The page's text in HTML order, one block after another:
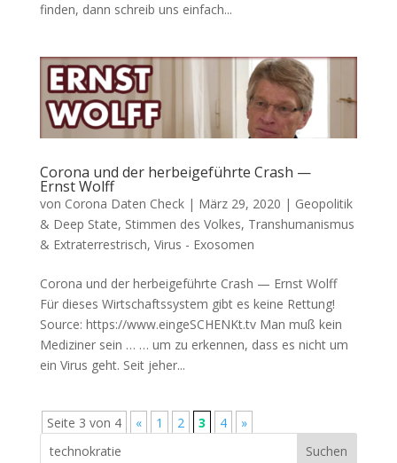
fin­den, dann schreib uns ein­fach...
Corona und der herbeigeführte Crash —
Ernst Wolff
von Corona Daten Check| März 29, 2020 | Geopolitik
& Deep State, Stimmen des Volkes, Transhumanismus
& Extraterrestrisch, Virus - Exosomen
Corona und der herbeigeführte Crash — Ernst Wolff
Für die­ses Wirt­schafts­sys­tem gibt es kei­ne Rettung!
Source: https://www.eingeSCHENKt.tv Man muß kein
Medi­zi­ner sein … … um zu erken­nen, dass es nicht um
ein Virus geht. Seit jeher...
Seite 3 von 4 « 1 2 3 4 »